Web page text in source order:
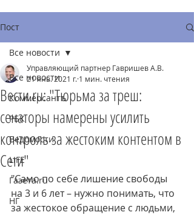
Пост
Все новости
Коммерсантъ
РБК
Ведомости
LIFE
Газета.ru
НГ
Все новости
Вести.ru: "Тюрьма за треш:
сенаторы намерены усилить
контроль за жестоким контентом в
Сети"
Управляющий партнер Гавришев А.В.
21 янв. 2021 г. 1 мин. чтения
"Само по себе лишение свободы
на 3 и 6 лет – нужно понимать, что
за жестокое обращение с людьми,